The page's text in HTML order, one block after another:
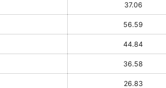
37.06
56.59
44.84
36.58
26.83